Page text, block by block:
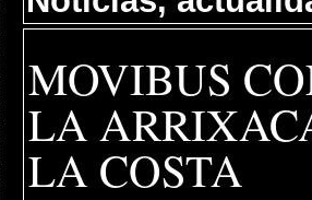
MOVIBUS
LA
LA COSTA